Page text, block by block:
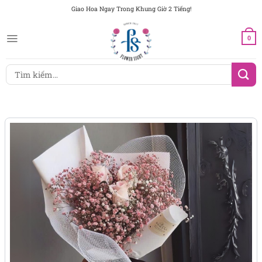
dung
Giao Hoa Ngay Trong Khung Giờ 2 Tiếng!
0
Tìm
kiếm: